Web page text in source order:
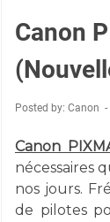
Canon
Posted by: Canon
Canon
nécessaires
nos jours.
de pilotes